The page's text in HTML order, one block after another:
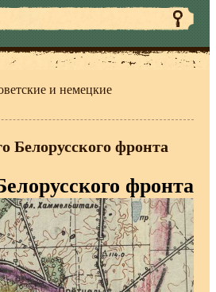
и немецкие
Белорусского фронта
фронта